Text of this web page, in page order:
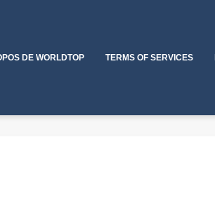
DE WORLDTOP TERMS OF SERVICES